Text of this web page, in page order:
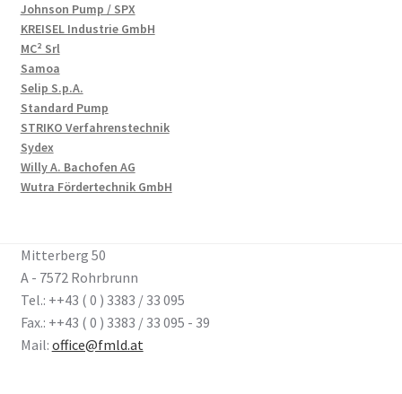
Johnson Pump / SPX
KREISEL Industrie GmbH
MC² Srl
Samoa
Selip S.p.A.
Standard Pump
STRIKO Verfahrenstechnik
Sydex
Willy A. Bachofen AG
Wutra Fördertechnik GmbH
Mitterberg 50
A - 7572 Rohrbrunn
Tel.: ++43 ( 0 ) 3383 / 33 095
Fax.: ++43 ( 0 ) 3383 / 33 095 - 39
Mail: office@fmld.at